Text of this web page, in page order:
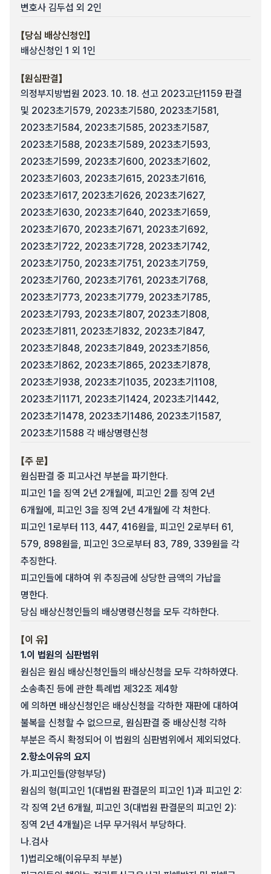
변호사 김두섭 외 2인
【당심 배상신청인】
배상신청인 1 외 1인
【원심판결】
의정부지방법원 2023. 10. 18. 선고 2023고단1159 판결
및 2023초기579, 2023초기580, 2023초기581,
2023초기584, 2023초기585, 2023초기587,
2023초기588, 2023초기589, 2023초기593,
2023초기599, 2023초기600, 2023초기602,
2023초기603, 2023초기615, 2023초기616,
2023초기617, 2023초기626, 2023초기627,
2023초기630, 2023초기640, 2023초기659,
2023초기670, 2023초기671, 2023초기692,
2023초기722, 2023초기728, 2023초기742,
2023초기750, 2023초기751, 2023초기759,
2023초기760, 2023초기761, 2023초기768,
2023초기773, 2023초기779, 2023초기785,
2023초기793, 2023초기807, 2023초기808,
2023초기811, 2023초기832, 2023초기847,
2023초기848, 2023초기849, 2023초기856,
2023초기862, 2023초기865, 2023초기878,
2023초기938, 2023초기1035, 2023초기1108,
2023초기1171, 2023초기1424, 2023초기1442,
2023초기1478, 2023초기1486, 2023초기1587,
2023초기1588 각 배상명령신청
【주 문】
원심판결 중 피고사건 부분을 파기한다.
피고인 1을 징역 2년 2개월에, 피고인 2를 징역 2년
6개월에, 피고인 3을 징역 2년 4개월에 각 처한다.
피고인 1로부터 113, 447, 416원을, 피고인 2로부터 61,
579, 898원을, 피고인 3으로부터 83, 789, 339원을 각
추징한다.
피고인들에 대하여 위 추징금에 상당한 금액의 가납을
명한다.
당심 배상신청인들의 배상명령신청을 모두 각하한다.
【이 유】
1.이 법원의 심판범위
원심은 원심 배상신청인들의 배상신청을 모두 각하하였다.
소송촉진 등에 관한 특례법 제32조 제4항
에 의하면 배상신청인은 배상신청을 각하한 재판에 대하여
불복을 신청할 수 없으므로, 원심판결 중 배상신청 각하
부분은 즉시 확정되어 이 법원의 심판범위에서 제외되었다.
2.항소이유의 요지
가.피고인들(양형부당)
원심의 형(피고인 1(대법원 판결문의 피고인 1)과 피고인 2:
각 징역 2년 6개월, 피고인 3(대법원 판결문의 피고인 2):
징역 2년 4개월)은 너무 무거워서 부당하다.
나.검사
1)법리오해(이유무죄 부분)